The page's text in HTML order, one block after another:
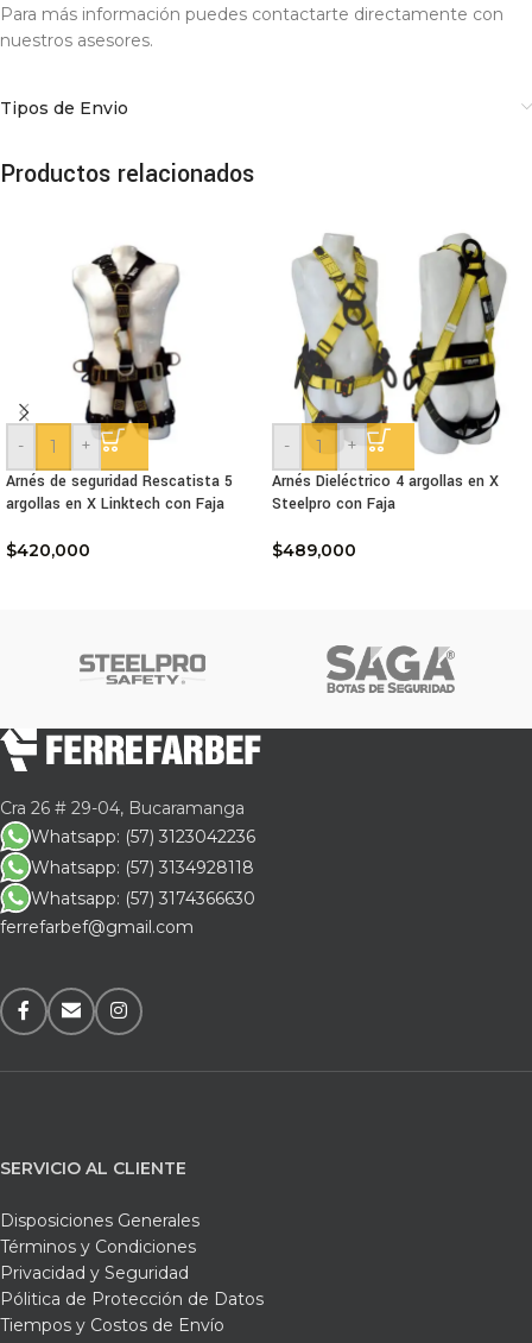
Para más información puedes contactarte directamente con
nuestros asesores.
Tipos de Envio
Productos relacionados
-
+
Arnés de seguridad Rescatista 5
argollas en X Linktech con Faja
$420,000
-
+
Arnés Dieléctrico 4 argollas en X
Steelpro con Faja
$489,000
Cra 26 # 29-04, Bucaramanga
Whatsapp: (57) 3123042236
Whatsapp: (57) 3134928118
Whatsapp: (57) 3174366630
ferrefarbef@gmail.com
SERVICIO AL CLIENTE
Disposiciones Generales
Términos y Condiciones
Privacidad y Seguridad
Pólitica de Protección de Datos
Tiempos y Costos de Envío